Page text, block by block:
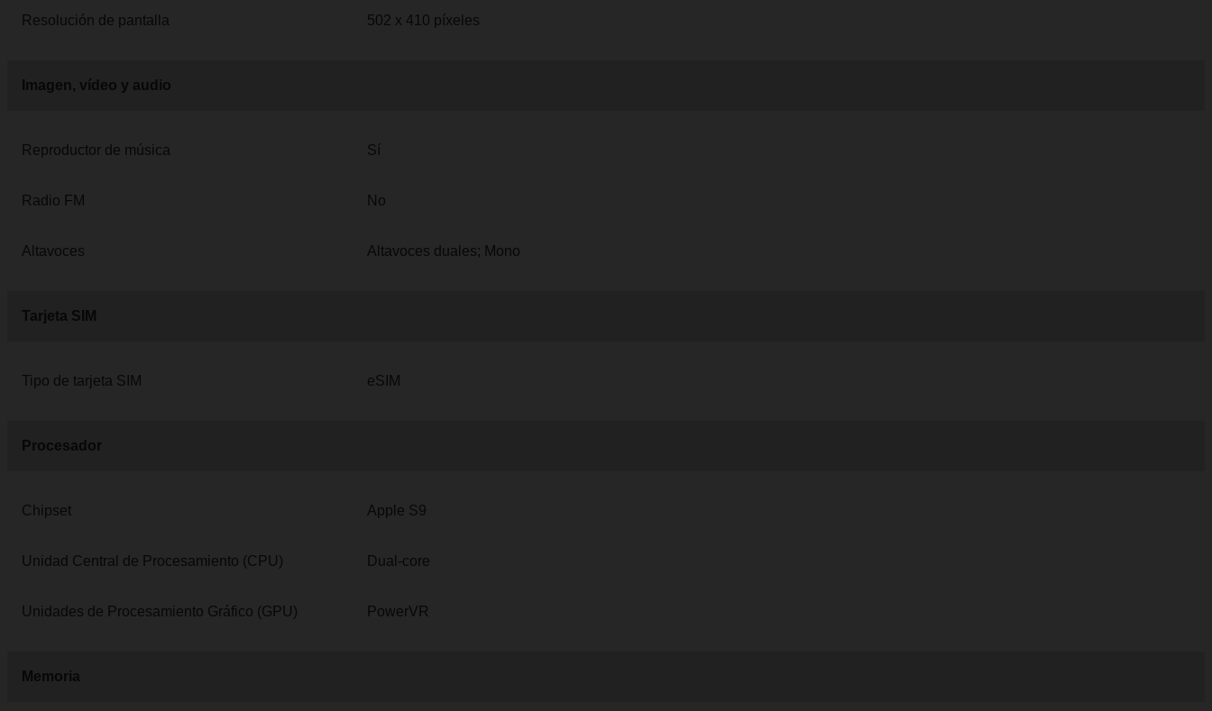
Resolución de pantalla 502 x 410 píxeles
Imagen, vídeo y audio
Reproductor de música Sí
Radio FM No
Altavoces Altavoces duales; Mono
Tarjeta SIM
Tipo de tarjeta SIM eSIM
Procesador
Chipset Apple S9
Unidad Central de Procesamiento (CPU) Dual-core
Unidades de Procesamiento Gráfico (GPU) PowerVR
Memoria